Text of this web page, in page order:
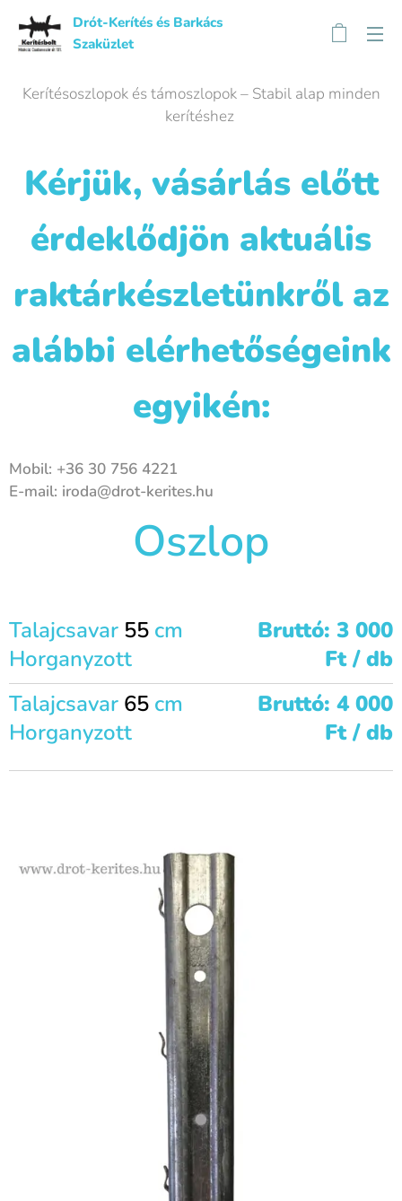
Drót-Kerítés és Barkács
Szaküzlet
Kerítésoszlopok és támoszlopok – Stabil alap minden
kerítéshez
Kérjük, vásárlás előtt
érdeklődjön aktuális
raktárkészletünkről az
alábbi elérhetőségeink
egyikén:
Mobil: +36 30 756 4221
E-mail: iroda@drot-kerites.hu
Oszlop
Talajcsavar 55 cm
Horganyzott
Bruttó: 3 000
Ft / db
Talajcsavar 65 cm
Horganyzott
Bruttó: 4 000
Ft / db